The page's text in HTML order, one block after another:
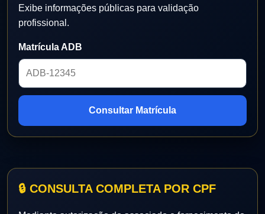
Exibe informações públicas para validação
profissional.
Matrícula ADB
Consultar Matrícula
🔒 CONSULTA COMPLETA POR CPF